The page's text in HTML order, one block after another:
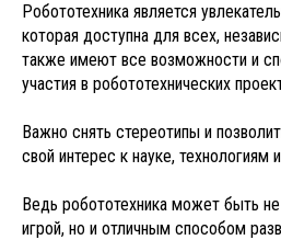
Робототехника является
которая доступна для всех,
также имеют все возможности и
участия в робототехнических
Важно снять стереотипы и
свой интерес к науке, технологиям
Ведь робототехника может быть
игрой, но и отличным способом